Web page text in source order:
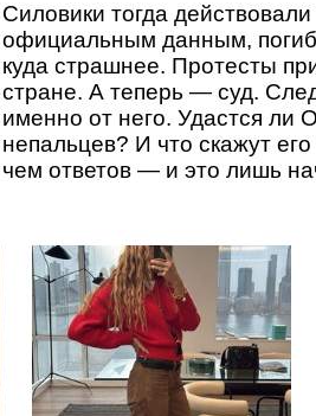
Силовики тогда
официальным данным,
куда страшнее. Протесты
стране. А теперь — суд.
именно от него. Удастся ли
непальцев? И что скажут
чем ответов — и это лишь